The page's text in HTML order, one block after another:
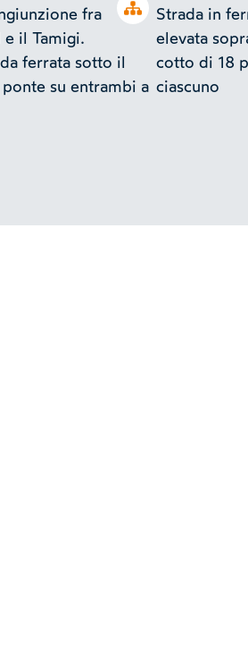
Open tree
fra
il Tamigi.
ferrata sotto il
su entrambi a
Strada in
elevata
cotto di 18
ciascuno